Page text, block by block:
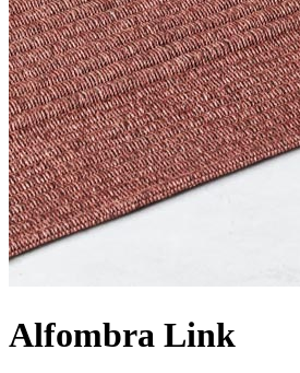
Alfombra Link